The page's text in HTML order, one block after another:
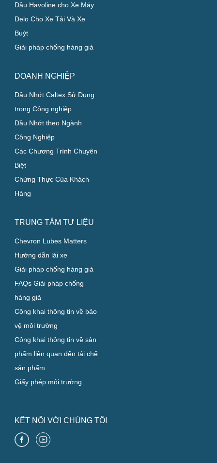
Dầu Havoline cho Xe Máy
Delo Cho Xe Tải Và Xe
Buýt
Giải pháp chống hàng giả
DOANH NGHIỆP
Dầu Nhớt Caltex Sử Dụng
trong Công nghiệp
Dầu Nhớt theo Ngành
Công Nghiệp
Các Chương Trình Chuyên
Biệt
Chứng Thực Của Khách
Hàng
TRUNG TÂM TƯ LIỆU
Chevron Lubes Matters
Hướng dẫn lái xe
Giải pháp chống hàng giả
FAQs Giải pháp chống
hàng giả
Công khai thông tin về bảo
vệ môi trường
Công khai thông tin về sản
phẩm liên quan đến tái chế
sản phẩm
Giấy phép môi trường
KẾT NỐI VỚI CHÚNG TÔI